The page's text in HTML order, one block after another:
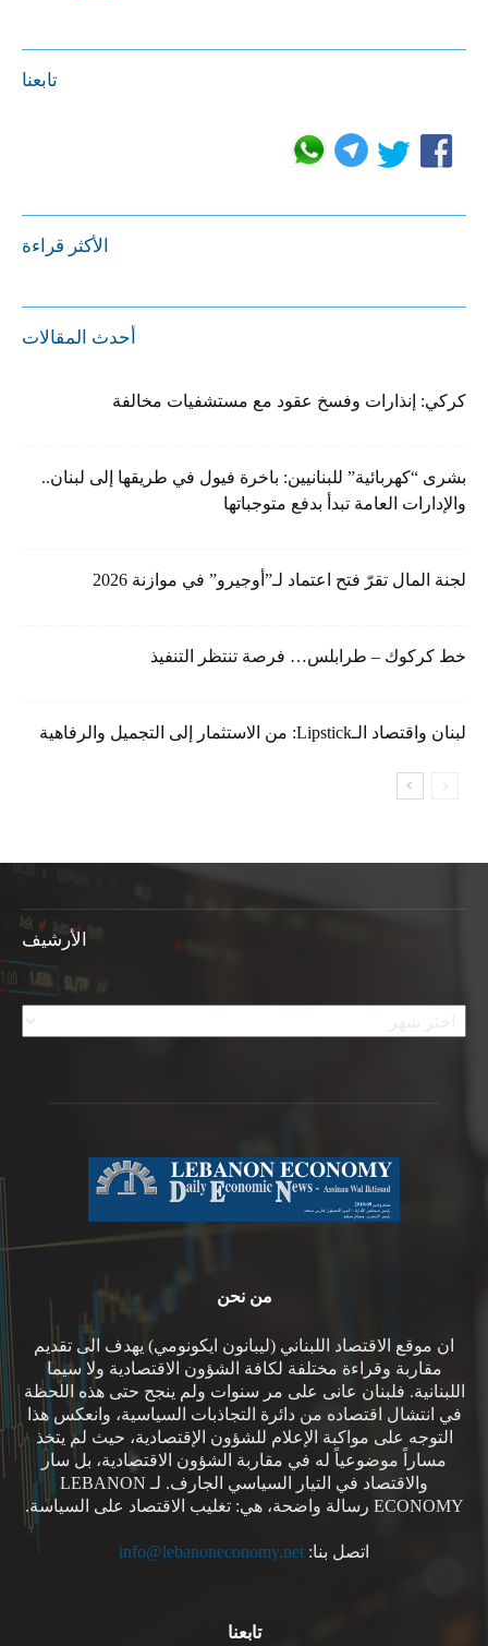
تابعنا
الأكثر قراءة
أحدث المقالات
كركي: إنذارات وفسخ عقود مع مستشفيات مخالفة
بشرى “كهربائية” للبنانيين: باخرة فيول في طريقها إلى لبنان..
والإدارات العامة تبدأ بدفع متوجباتها
لجنة المال تقرّ فتح اعتماد لـ”أوجيرو” في موازنة 2026
خط كركوك – طرابلس… فرصة تنتظر التنفيذ
لبنان واقتصاد الـLipstick: من الاستثمار إلى التجميل والرفاهية
الأرشيف
الأرشيف
من نحن
ان موقع الاقتصاد اللبناني (ليبانون ايكونومي) يهدف الى تقديم
مقاربة وقراءة مختلفة لكافة الشؤون الاقتصادية ولا سيما
اللبنانية. فلبنان عانى على مر سنوات ولم ينجح حتى هذه اللحظة
في انتشال اقتصاده من دائرة التجاذبات السياسية، وانعكس هذا
التوجه على مواكبة الإعلام للشؤون الإقتصادية، حيث لم يتخذ
مساراً موضوعياً له في مقاربة الشؤون الاقتصادية، بل سار
والاقتصاد في التيار السياسي الجارف. لـ LEBANON
ECONOMY رسالة واضحة، هي: تغليب الاقتصاد على السياسة.
اتصل بنا: info@lebanoneconomy.net
تابعنا